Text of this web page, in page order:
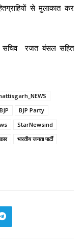
से मुलाकात कर
सचिव रजत बंसल सहित
BJP
BJP Party
StarNewsind
भारतीय जनता पार्टी